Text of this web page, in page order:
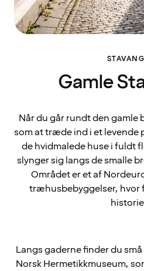
Gamle
Når du går rundt den gamle
som at træde ind i et levende
de hvidmalede huse i fuldt
slynger sig langs de smalle
Området er et af
træhusbebyggelser, hvor
Langs gaderne finder du
Norsk Hermetikkmuseum,